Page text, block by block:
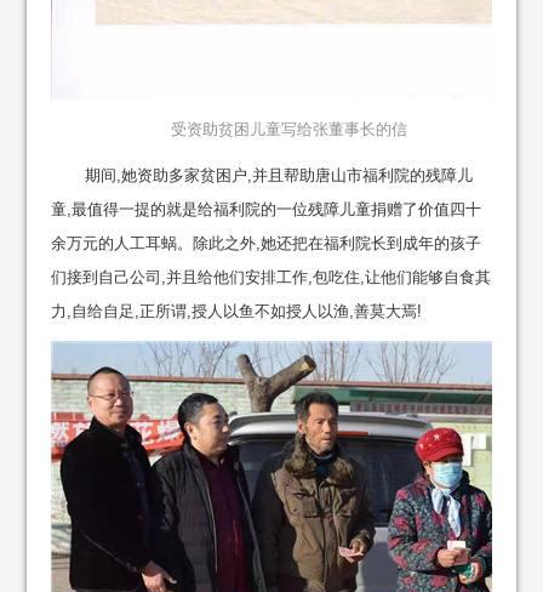
受资助贫困儿童写给张董事长的信
期间,她资助多家贫困户,并且帮助唐山市福利院的残障儿
童,最值得一提的就是给福利院的一位残障儿童捐赠了价值四十
余万元的人工耳蜗。除此之外,她还把在福利院长到成年的孩子
们接到自己公司,并且给他们安排工作,包吃住,让他们能够自食其
力,自给自足,正所谓,授人以鱼不如授人以渔,善莫大焉!